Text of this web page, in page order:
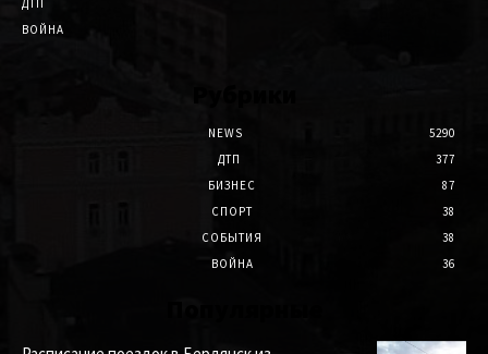
ВОЙНА
NEWS
5290
ДТП
377
БИЗНЕС
87
СПОРТ
38
СОБЫТИЯ
38
ВОЙНА
36